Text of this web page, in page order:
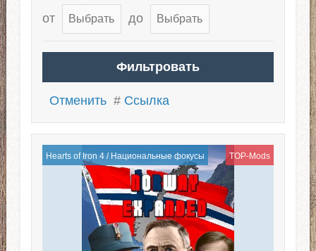
от
до
Отменить # Ссылка
Hearts of Iron 4/ Национальные фокусы TOP-Mods